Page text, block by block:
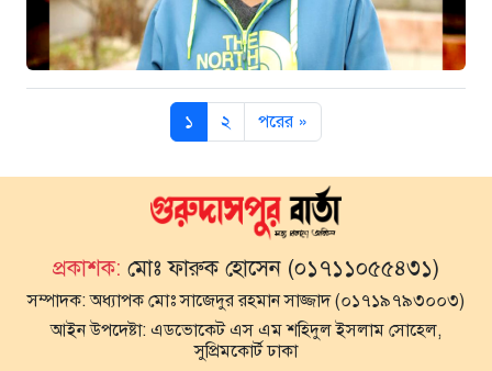
১ ২ পরের »
প্রকাশক: মোঃ ফারুক হোসেন (০১৭১১০৫৫৪৩১)
সম্পাদক:অধ্যাপক মোঃ সাজেদুর রহমান সাজ্জাদ (০১৭১৯৭৯৩০০৩)
আইন উপদেষ্টা: এডভোকেট এস এম শহিদুল ইসলাম সোহেল,
সুপ্রিমকোর্ট ঢাকা